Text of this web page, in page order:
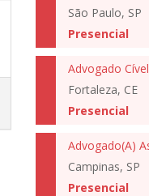
São Paulo, SP
Presencial
Advogado
Fortaleza, CE
Presencial
Advogado(A)
Campinas, SP
Presencial